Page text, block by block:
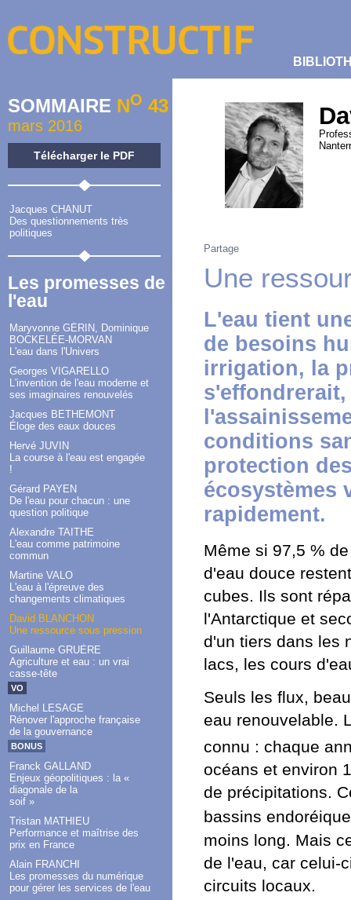
SOMMAIRE NO 43
mars 2016
Télécharger le PDF
Jacques CHANUT
Des questionnements très
politiques
Les promesses de
l'eau
Maryvonne GÉRIN, Dominique
BOCKELÉE-MORVAN
L'eau dans l'Univers
Georges VIGARELLO
L'invention de l'eau moderne et
ses imaginaires renouvelés
Jacques BETHEMONT
Éloge des eaux douces
Hervé JUVIN
La course à l'eau est engagée
!
Gérard PAYEN
De l'eau pour chacun : une
question politique
Alexandre TAITHE
L'eau comme patrimoine
commun
Martine VALO
L'eau à l'épreuve des
changements climatiques
David BLANCHON
Une ressource sous pression
Guillaume GRUÈRE
Agriculture et eau : un vrai
casse-tête
VO
Michel LESAGE
Rénover l'approche française
de la gouvernance
BONUS
Franck GALLAND
Enjeux géopolitiques : la «
diagonale de la
soif »
Tristan MATHIEU
Performance et maîtrise des
prix en France
Alain FRANCHI
Les promesses du numérique
pour gérer les services de l'eau
Partage
Une
L'eau tient
de besoins
irrigation, la
s'effondrerait,
conditions
protection
écosystèmes
rapidement.
Même si 97,5 %
d'eau douce
cubes. Ils sont
l'Antarctique et
d'un tiers dans les
lacs, les cours
Seuls les flux,
eau renouvelable.
connu : chaque
océans et environ
de précipitations.
bassins
moins long. Mais
de l'eau, car celui-
circuits locaux.